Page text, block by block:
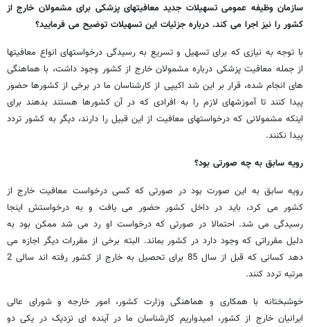
سازمان وظیفه عمومی تسهیلات جدید معافیتهای پزشکی برای مشمولان خارج از
کشور را نیز اجرا می کند. درباره جزئیات این تسهیلات توضیح می فرمایید؟
با توجه به نیازی که برای تسهیل و تسریع به رسیدگی درخواستهای انواع معافیتها
از جمله معافیت پزشکی درباره مشمولان خارج از کشور وجود داشت، با هماهنگی
های انجام شده، قرار بر این شد اکیپی از کارشناسان ما در برخی از کشورها حضور
پیدا کنند تا آموزشهای لازم را به افرادی که در آن کشورها هستند بدهند برای
اینکه مشمولانی که درخواستهای معافیت از این قبیل را دارند، دیگر به کشور تردد
پیدا نکنند.
رویه سابق به چه صورتی بود؟
رویه سابق به این صورت بود در صورتی که کسی درخواست معافیت خارج از
کشور می کرد، باید در داخل کشور حضور می یافت و به درخواستش اینجا
رسیدگی می شد. احتمالا در صورتی که درخواست او رد می شد ممکن بود به
دلیل مقرراتی که وجود دارد در کشور بماند. البته برخی از مقررات دیگر اجازه می
دهد کسانی که قبل از سال 85 برای تحصیل به خارج از کشور رفته اند سالی 2
مرتبه تردد کنند.
خوشبختانه با همکاری و هماهنگی وزارت کشور، امور خارجه و شورای عالی
ایرانیان خارج از کشور، امیدواریم کارشناسان ما در آینده ای نزدیک در یکی دو